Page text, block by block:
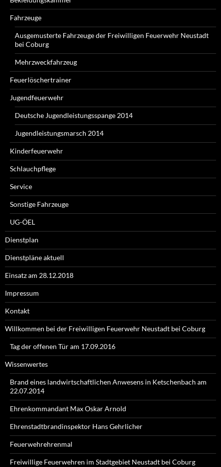
Fahrzeuge
Ausgemusterte Fahrzeuge der Freiwilligen Feuerwehr Neustadt
bei Coburg
Mehrzweckfahrzeug
Feuerlöschertrainer
Jugendfeuerwehr
Deutsche Jugendleistungsspange 2014
Jugendleistungsmarsch 2014
Kinderfeuerwehr
Schlauchpflege
Service
Sonstige Fahrzeuge
UG-ÖEL
Dienstplan
Dienstpläne aktuell
Einsatz am 28.12.2018
Impressum
Kontakt
Willkommen bei der Freiwilligen Feuerwehr Neustadt bei Coburg
Tag der offenen Tür am 17.09.2016
Wissenwertes
Brand eines landwirtschaftlichen Anwesens in Ketschenbach am
22.07.2014
Ehrenkommandant Max Oskar Arnold
Ehrenstadtbrandinspektor Hans Gehrlicher
Feuerwehrehrenmal
Freiwillige Feuerwehren im Stadtgebiet Neustadt bei Coburg